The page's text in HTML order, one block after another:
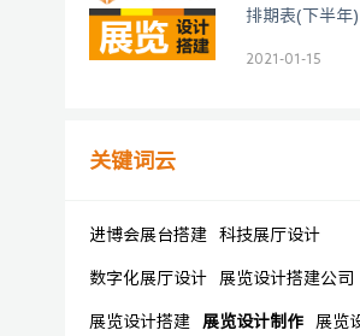
排期表(下半年)
2021-01-15
关键词云
进博会展台搭建 科技展厅设计
数字化展厅设计 展览设计搭建公司
展览设计搭建 展览设计制作 展览